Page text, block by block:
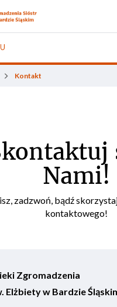
Kontakt
Nami!
zadzwoń, bądź
kontaktowego!
Zgromadzenia
Elżbiety w Bardzie